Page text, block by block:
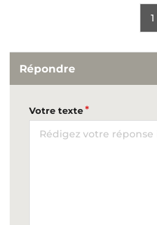
1
Répondre
Votre texte